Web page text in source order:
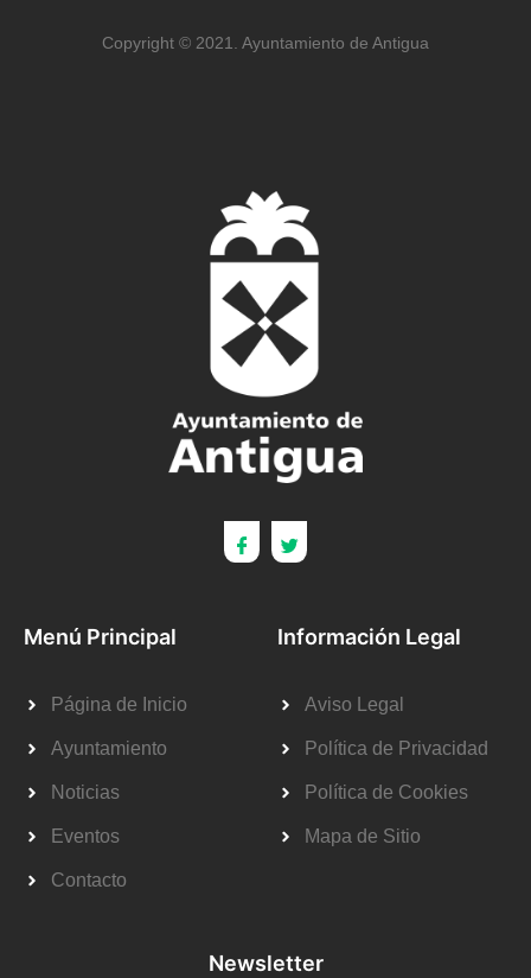
Copyright © 2021. Ayuntamiento de Antigua
Menú Principal
Página de Inicio
Ayuntamiento
Noticias
Eventos
Contacto
Información Legal
Aviso Legal
Política de Privacidad
Política de Cookies
Mapa de Sitio
Newsletter